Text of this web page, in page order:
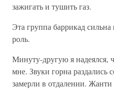
зажигать и тушить газ.
Эта группа баррикад
роль.
Минуту-другую я надеялся,
мне. Звуки горна раздались
замерли в отдалении. Жанти